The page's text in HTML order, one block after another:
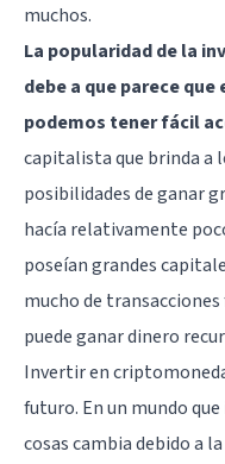
muchos.
La popularidad de la
debe a que parece
podemos tener fácil
capitalista que brinda a
posibilidades de ganar
hacía relativamente
poseían grandes
mucho de
puede ganar dinero
Invertir en
futuro. En un mundo
cosas cambia debido a